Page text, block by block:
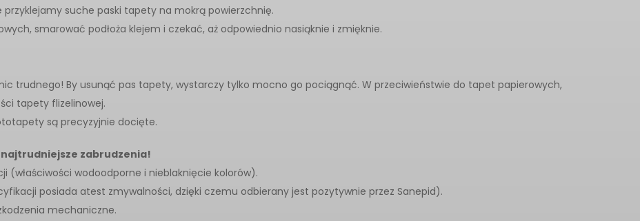
suche paski tapety na mokrą powierzchnię.
smarować podłoża klejem i czekać, aż odpowiednio nasiąknie i zmięknie.
trudnego! By usunąć pas tapety, wystarczy tylko mocno go pociągnąć. W przeciwieństwie do tapet papierowych,
tapety flizelinowej.
są precyzyjnie docięte.
zabrudzenia!
(właściwości wodoodporne i nieblaknięcie kolorów).
posiada atest zmywalności, dzięki czemu odbierany jest pozytywnie przez Sanepid).
mechaniczne.